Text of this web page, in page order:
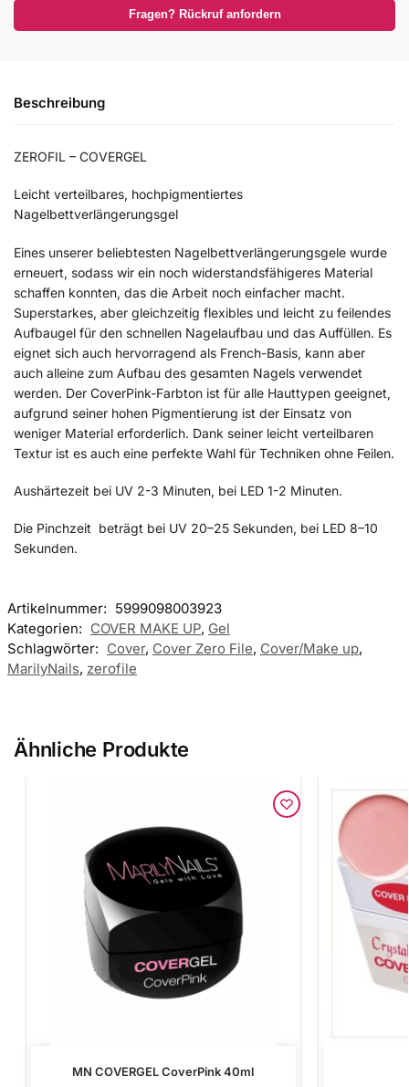
Fragen? Rückruf anfordern
Beschreibung
ZEROFIL – COVERGEL
Leicht verteilbares, hochpigmentiertes
Nagelbettverlängerungsgel
Eines unserer beliebtesten Nagelbettverlängerungsgele wurde
erneuert, sodass wir ein noch widerstandsfähigeres Material
schaffen konnten, das die Arbeit noch einfacher macht.
Superstarkes, aber gleichzeitig flexibles und leicht zu feilendes
Aufbaugel für den schnellen Nagelaufbau und das Auffüllen. Es
eignet sich auch hervorragend als French-Basis, kann aber
auch alleine zum Aufbau des gesamten Nagels verwendet
werden. Der CoverPink-Farbton ist für alle Hauttypen geeignet,
aufgrund seiner hohen Pigmentierung ist der Einsatz von
weniger Material erforderlich. Dank seiner leicht verteilbaren
Textur ist es auch eine perfekte Wahl für Techniken ohne Feilen.
Aushärtezeit bei UV 2-3 Minuten, bei LED 1-2 Minuten.
Die Pinchzeit beträgt bei UV 20–25 Sekunden, bei LED 8–10
Sekunden.
Artikelnummer: 5999098003923
Kategorien: COVER MAKE UP, Gel
Schlagwörter: Cover, Cover Zero File, Cover/Make up,
MarilyNails, zerofile
Ähnliche Produkte
MN COVERGEL CoverPink 40ml